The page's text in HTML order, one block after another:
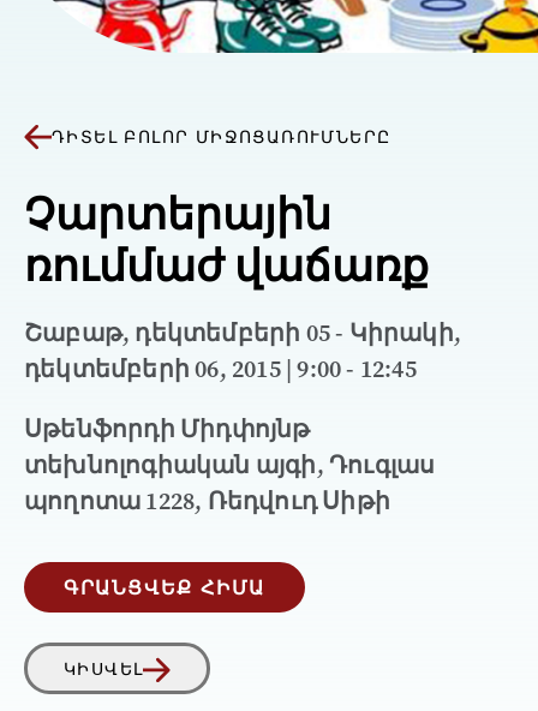
ԴԻՏԵԼ ԲՈԼՈՐ ՄԻՋՈՑԱՌՈՒՄՆԵՐԸ
Չարտերային
ռումմաժ վաճառք
Շաբաթ, դեկտեմբերի 05 - Կիրակի,
դեկտեմբերի 06, 2015 | 9:00 - 12:45
Սթենֆորդի Միդփոյնթ
տեխնոլոգիական այգի, Դուգլաս
պողոտա 1228, Ռեդվուդ Սիթի
ԳՐԱՆՑՎԵՔ ՀԻՄԱ
ԿԻՍՎԵԼ